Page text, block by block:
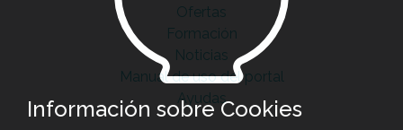
Ofertas
Formación
Noticias
Manual de uso del portal
Ayudas
Información sobre Cookies